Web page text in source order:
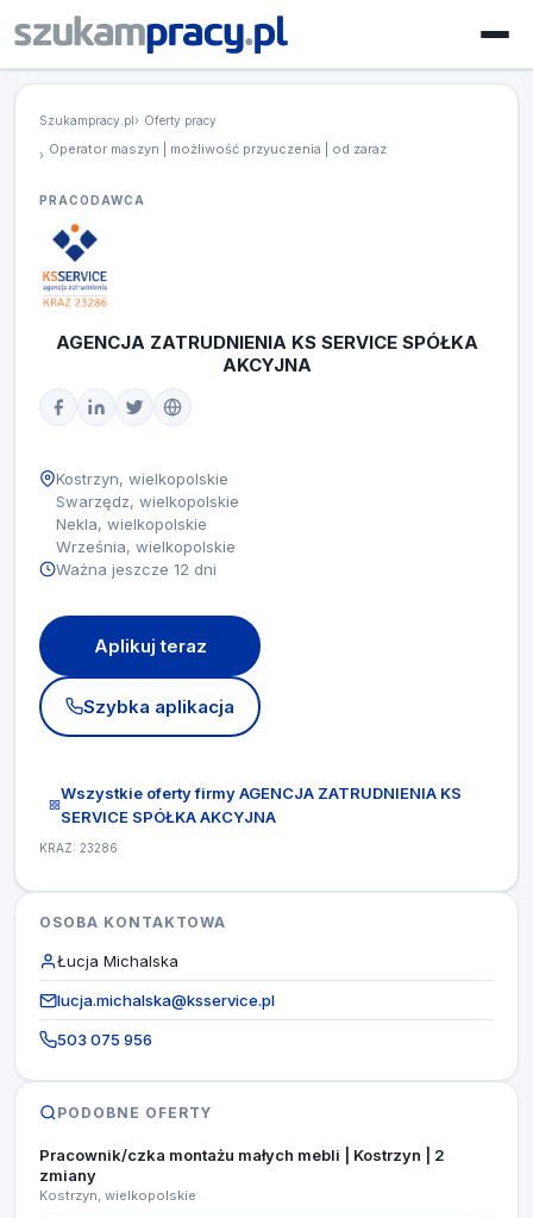
Szukampracy.pl Oferty pracy
Operator maszyn | możliwość przyuczenia | od zaraz
PRACODAWCA
AGENCJA ZATRUDNIENIA KS SERVICE SPÓŁKA
AKCYJNA
Kostrzyn, wielkopolskie
Swarzędz, wielkopolskie
Nekla, wielkopolskie
Września, wielkopolskie
Ważna jeszcze 12 dni
Aplikuj teraz
Szybka aplikacja
Wszystkie oferty firmy AGENCJA ZATRUDNIENIA KS
SERVICE SPÓŁKA AKCYJNA
KRAZ: 23286
OSOBA KONTAKTOWA
Łucja Michalska
lucja.michalska@ksservice.pl
503 075 956
PODOBNE OFERTY
Pracownik/czka montażu małych mebli | Kostrzyn | 2
zmiany
Kostrzyn, wielkopolskie